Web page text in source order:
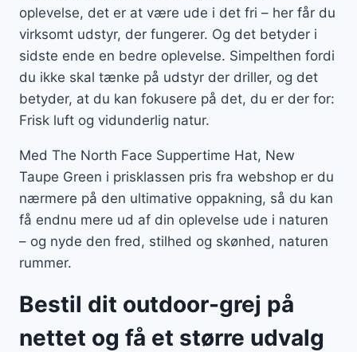
oplevelse, det er at være ude i det fri – her får du
virksomt udstyr, der fungerer. Og det betyder i
sidste ende en bedre oplevelse. Simpelthen fordi
du ikke skal tænke på udstyr der driller, og det
betyder, at du kan fokusere på det, du er der for:
Frisk luft og vidunderlig natur.
Med The North Face Suppertime Hat, New
Taupe Green i prisklassen pris fra webshop er du
nærmere på den ultimative oppakning, så du kan
få endnu mere ud af din oplevelse ude i naturen
– og nyde den fred, stilhed og skønhed, naturen
rummer.
Bestil dit outdoor-grej på
nettet og få et større udvalg